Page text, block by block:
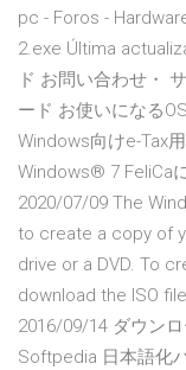
pc - Foros -
2.exe Última
ド お問い合わせ・
ード お使いになる
Windows向けe-Tax
Windows® 7 FeliCa
2020/07/09 The
to create a copy of
drive or a DVD. To
download the ISO
2016/09/14 ダウン
Softpedia 日本語化